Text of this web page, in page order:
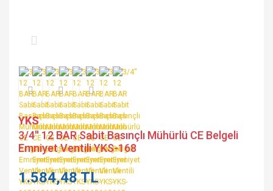
YKS
3/4'' 12 BAR Sabit Basınçlı Mühürlü CE Belgeli
Emniyet Ventili YKS-168
1.584,48 TL